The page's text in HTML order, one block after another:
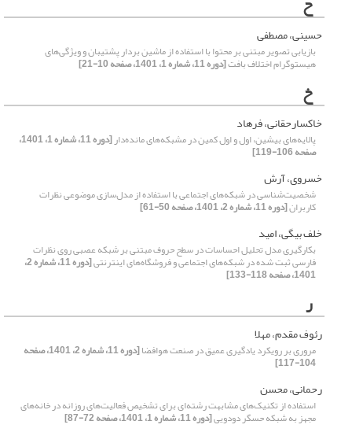
حسینی، مصطفی
بازیابی تصویر مبتنی بر محتوا با استفاده از ماشین بردار پشتیبان و ویژگی‌های
هیستوگرام اختلاف بافت[دوره 11، شماره 1، 1401، صفحه 10-21]
خ
خاکسارحقانی، فرهاد
پالایه‌های بیشین، اول و اول کمین در مشبکه‌های مانده‌دار [دوره 11، شماره 1، 1401،
صفحه 106-119]
خسروی، آرش
شخصیت‌شناسی در شبکه‌های اجتماعی با استفاده از مدل‌سازی موضوعی نظرات
کاربران[دوره 11، شماره 2، 1401، صفحه 50-61]
خلف بیگی، امید
بکارگیری مدل تحلیل احساسات در سطح حروف مبتنی بر شبکه عصبی روی نظرات
فارسی ثبت شده در شبکه‌های اجتماعی و فروشگاه‌های اینترنتی [دوره 11، شماره 2،
1401، صفحه 118-133]
ر
رئوف مقدم، مهلا
مروری بر رویکرد یادگیری عمیق در صنعت هوافضا [دوره 11، شماره 2، 1401، صفحه
104-117]
رحمانی، محسن
استفاده از تکنیک‌های مشابهت رشته‌ای برای تشخیص فعالیت‌های روزانه در خانه‌های
مجهز به شبکه حسگر دودویی[دوره 11، شماره 1، 1401، صفحه 72-87]